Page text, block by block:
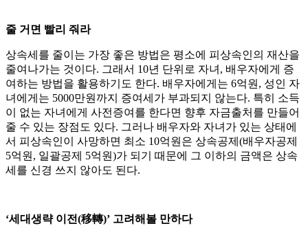
줄 거면 빨리 줘라
상속세를 줄이는 가장 좋은 방법은 평소에 피상속인의 재산을
줄여나가는 것이다. 그래서 10년 단위로 자녀, 배우자에게 증
여하는 방법을 활용하기도 한다. 배우자에게는 6억원, 성인 자
녀에게는 5000만원까지 증여세가 부과되지 않는다. 특히 소득
이 없는 자녀에게 사전증여를 한다면 향후 자금출처를 만들어
줄 수 있는 장점도 있다. 그러나 배우자와 자녀가 있는 상태에
서 피상속인이 사망하면 최소 10억원은 상속공제(배우자공제
5억원, 일괄공제 5억원)가 되기 때문에 그 이하의 금액은 상속
세를 신경 쓰지 않아도 된다.
‘세대생략 이전(移轉)’ 고려해볼 만하다